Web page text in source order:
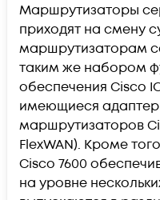
Маршрутизаторы
приходят на смену
маршрутизаторам
таким же набором
обеспечения Cisco
имеющиеся
маршрутизаторов
FlexWAN). Кроме
Cisco 7600
на уровне